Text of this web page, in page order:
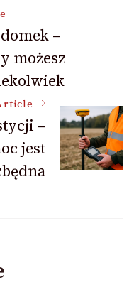
–
możesz
–
jest